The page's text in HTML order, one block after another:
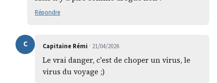
Répondre
C Capitaine Rémi · 21/04/2026
Le vrai danger, c'est de choper un virus, le
virus du voyage ;)